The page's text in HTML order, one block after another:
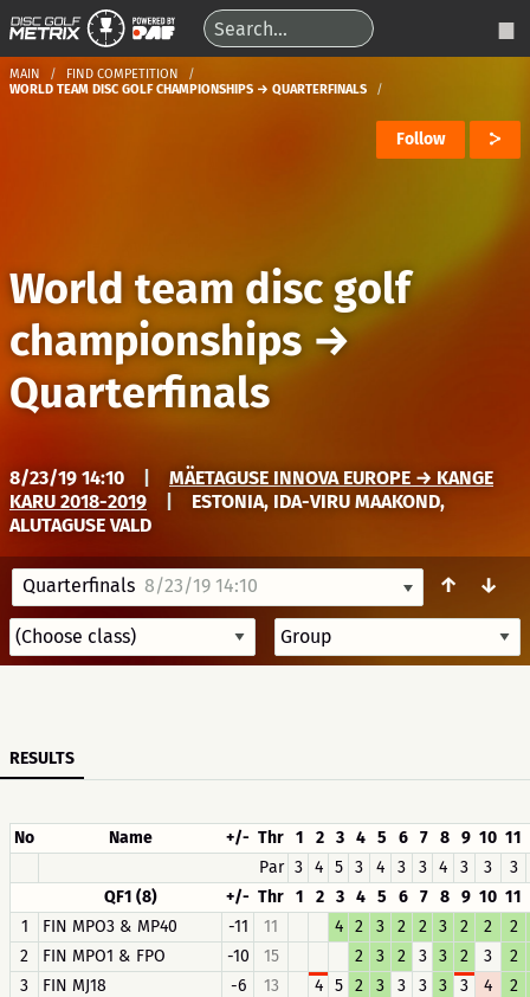
MAIN
FIND COMPETITION
WORLD TEAM DISC GOLF CHAMPIONSHIPS → QUARTERFINALS
Follow
World team disc golf
championships →
Quarterfinals
8/23/19 14:10
MÄETAGUSE INNOVA EUROPE → KANGE
KARU 2018-2019
ESTONIA, IDA-VIRU MAAKOND,
ALUTAGUSE VALD
Quarterfinals 8/23/19 14:10 ↑ ↓
RESULTS
No Name +/- Thr 1 2 3 4 5 6 7 8 9 10 11
Par 3 4 5 3 4 3 3 4 3 3
3
QF1 (8)
+/- Thr 1 2 3 4 5 6 7 8 9 10 11
1
FIN MPO3 & MP40 -11 11 4 2 3 2 2 3 2 2
2
2
FIN MPO1 & FPO -10 15 2 3 2 3 3 2 3
2
3
FIN MJ18 -6 13 4 5 2 3 3 3 3 3 4
2